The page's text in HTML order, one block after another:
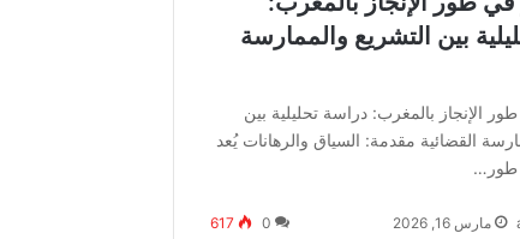
بين التشريع والممارسة
الإنجاز بالمغرب: دراسة تحليلية بين
القضائية مقدمة: السياق والرهانات يُعد
طور…
مارس 16, 2026 0
617